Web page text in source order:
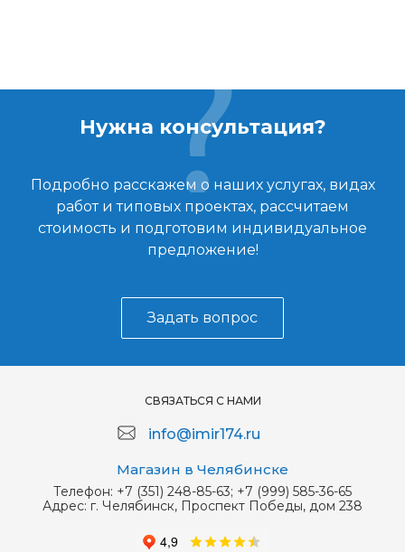
Нужна консультация?
Подробно расскажем о наших услугах, видах
работ и типовых проектах, рассчитаем
стоимость и подготовим индивидуальное
предложение!
Задать вопрос
СВЯЗАТЬСЯ С НАМИ
info@imir174.ru
Магазин в Челябинске
Телефон: +7 (351) 248-85-63; +7 (999) 585-36-65
Адрес: г. Челябинск, Проспект Победы, дом 238